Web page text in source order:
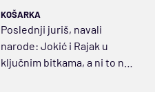
KOŠARKA
Poslednji juriš, navali
narode: Jokić i Rajak u
ključnim bitkama, a ni to nije